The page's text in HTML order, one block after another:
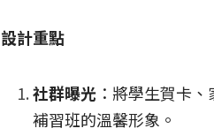
設計重點
社群曝光 ：將學生賀卡
補習班的溫馨形象。